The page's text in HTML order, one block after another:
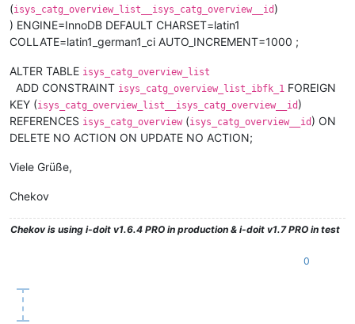
(isys_catg_overview_list__isys_catg_overview__id)
) ENGINE=InnoDB DEFAULT CHARSET=latin1
COLLATE=latin1_german1_ci AUTO_INCREMENT=1000 ;
ALTER TABLE isys_catg_overview_list
ADD CONSTRAINT isys_catg_overview_list_ibfk_1 FOREIGN
KEY (isys_catg_overview_list__isys_catg_overview__id )
REFERENCES isys_catg_overview (isys_catg_overview__id ) ON
DELETE NO ACTION ON UPDATE NO ACTION;
Viele Grüße,
Chekov
Chekovis using i-doit v1.6.4 PRO in production & i-doit v1.7 PRO in test
0